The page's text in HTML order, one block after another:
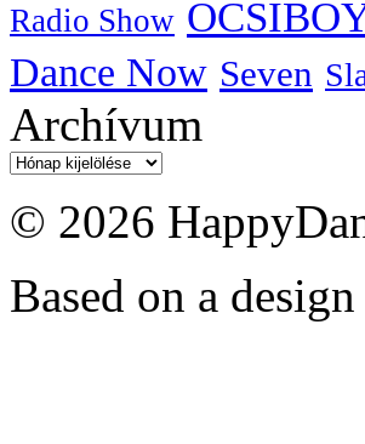
Radio Show
Dance Now Seven
Archívum
Archívum
© 2026
Based on a